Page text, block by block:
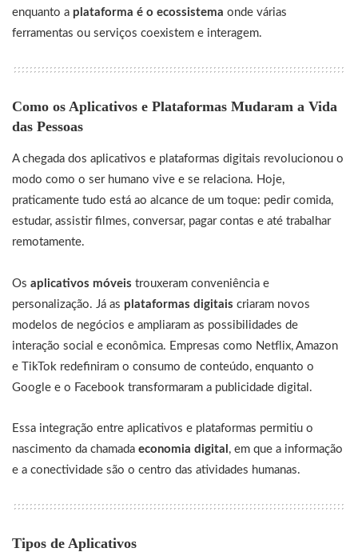
enquanto a plataforma é o ecossistema onde várias
ferramentas ou serviços coexistem e interagem.
Como os Aplicativos e Plataformas Mudaram a Vida
das Pessoas
A chegada dos aplicativos e plataformas digitais revolucionou o
modo como o ser humano vive e se relaciona. Hoje,
praticamente tudo está ao alcance de um toque: pedir comida,
estudar, assistir filmes, conversar, pagar contas e até trabalhar
remotamente.
Os aplicativos móveis trouxeram conveniência e
personalização. Já as plataformas digitais criaram novos
modelos de negócios e ampliaram as possibilidades de
interação social e econômica. Empresas como Netflix, Amazon
e TikTok redefiniram o consumo de conteúdo, enquanto o
Google e o Facebook transformaram a publicidade digital.
Essa integração entre aplicativos e plataformas permitiu o
nascimento da chamada economia digital , em que a informação
e a conectividade são o centro das atividades humanas.
Tipos de Aplicativos